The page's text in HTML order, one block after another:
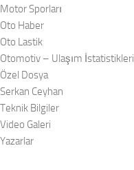
Motor Sporları
Oto Haber
Oto Lastik
Otomotiv – Ulaşım İstatistikleri
Özel Dosya
Serkan Ceyhan
Teknik Bilgiler
Video Galeri
Yazarlar